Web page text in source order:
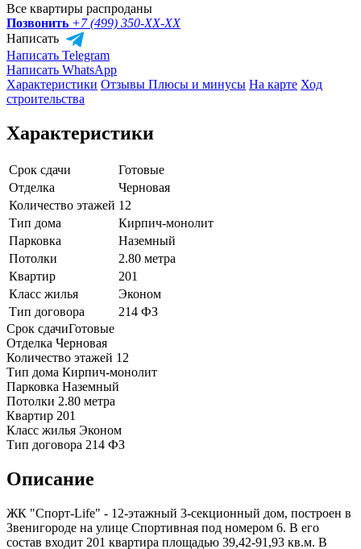
Все квартиры распроданы
Позвонить +7 (499) 350-XX-XX
Написать
Написать Telegram
Написать WhatsApp
Характеристики Отзывы Плюсы и минусы На карте Ход
строительства
Характеристики
Срок сдачи
Готовые
Отделка
Черновая
Количество этажей 12
Тип дома
Кирпич-монолит
Парковка
Наземный
Потолки
2.80 метра
Квартир
201
Класс жилья
Эконом
Тип договора
214 ФЗ
Срок сдачиГотовые
Отделка Черновая
Количество этажей 12
Тип дома Кирпич-монолит
Парковка Наземный
Потолки 2.80 метра
Квартир 201
Класс жилья Эконом
Тип договора 214 ФЗ
Описание
ЖК "Спорт-Life" - 12-этажный 3-секционный дом, построен в
Звенигороде на улице Спортивная под номером 6. В его
состав входит 201 квартира площадью 39,42-91,93 кв.м. В